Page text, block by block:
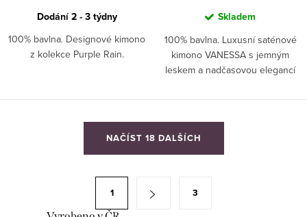
Dodání 2 - 3 týdny
100% bavlna. Designové kimono
z kolekce Purple Rain.
Skladem
100% bavlna. Luxusní saténové
kimono VANESSA s jemným
leskem a nadčasovou elegancí
NAČÍST 18 DALŠÍCH
1
3